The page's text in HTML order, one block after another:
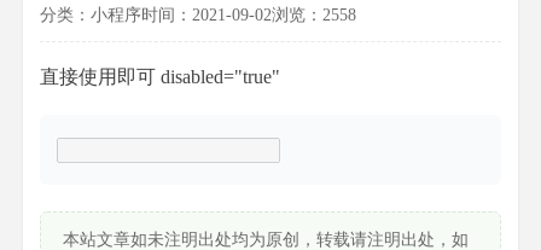
分类：小程序时间：2021-09-02浏览：2558
直接使用即可 disabled="true"
本站文章如未注明出处均为原创，转载请注明出处，如